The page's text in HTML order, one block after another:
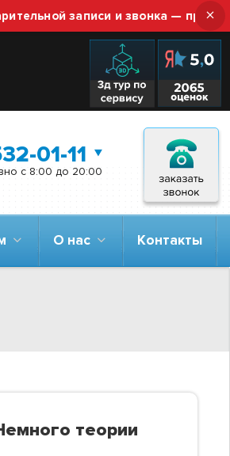
записи и звонка — просто ×
01-11
с 8:00 до 20:00
О нас Контакты
теории